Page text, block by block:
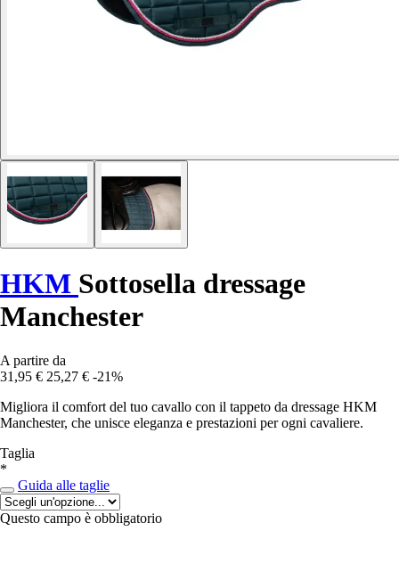
HKM Sottosella dressage
Manchester
A partire da
31,95 € 25,27 € -21%
Migliora il comfort del tuo cavallo con il tappeto da dressage HKM
Manchester, che unisce eleganza e prestazioni per ogni cavaliere.
Taglia
*
Guida alle taglie
Questo campo è obbligatorio